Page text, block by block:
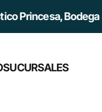
Bodega
SUCURSALES